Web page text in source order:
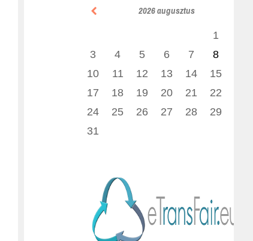
2026 augusztus
1
3
4 5 6 7 8
10
11 12 13 14 15
17
18 19 20 21 22
24
25 26 27 28 29
31